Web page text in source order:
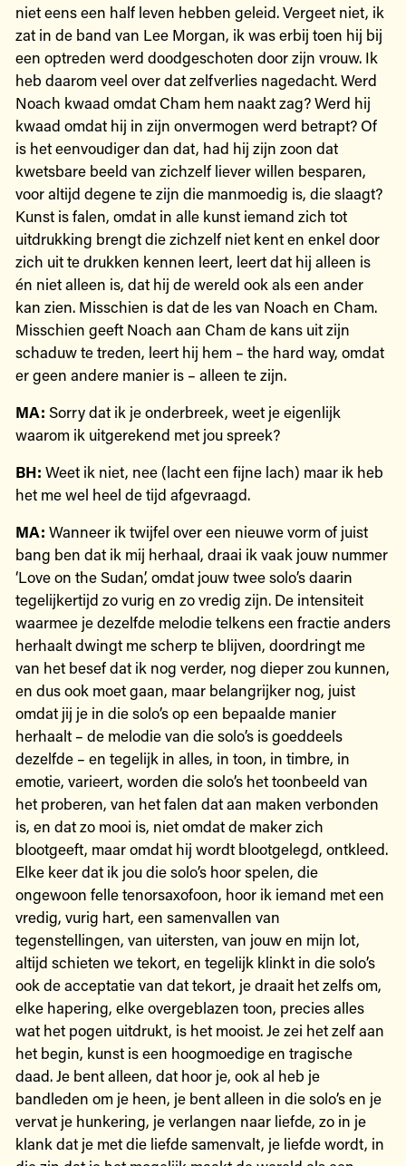
niet eens een half leven hebben geleid. Vergeet niet, ik
zat in de band van Lee Morgan, ik was erbij toen hij bij
een optreden werd doodgeschoten door zijn vrouw. Ik
heb daarom veel over dat zelfverlies nagedacht. Werd
Noach kwaad omdat Cham hem naakt zag? Werd hij
kwaad omdat hij in zijn onvermogen werd betrapt? Of
is het eenvoudiger dan dat, had hij zijn zoon dat
kwetsbare beeld van zichzelf liever willen besparen,
voor altijd degene te zijn die manmoedig is, die slaagt?
Kunst is falen, omdat in alle kunst iemand zich tot
uitdrukking brengt die zichzelf niet kent en enkel door
zich uit te drukken kennen leert, leert dat hij alleen is
én niet alleen is, dat hij de wereld ook als een ander
kan zien. Misschien is dat de les van Noach en Cham.
Misschien geeft Noach aan Cham de kans uit zijn
schaduw te treden, leert hij hem – the hard way, omdat
er geen andere manier is – alleen te zijn.
MA: Sorry dat ik je onderbreek, weet je eigenlijk
waarom ik uitgerekend met jou spreek?
BH: Weet ik niet, nee (lacht een fijne lach) maar ik heb
het me wel heel de tijd afgevraagd.
MA: Wanneer ik twijfel over een nieuwe vorm of juist
bang ben dat ik mij herhaal, draai ik vaak jouw nummer
‘Love on the Sudan’, omdat jouw twee solo’s daarin
tegelijkertijd zo vurig en zo vredig zijn. De intensiteit
waarmee je dezelfde melodie telkens een fractie anders
herhaalt dwingt me scherp te blijven, doordringt me
van het besef dat ik nog verder, nog dieper zou kunnen,
en dus ook moet gaan, maar belangrijker nog, juist
omdat jij je in die solo’s op een bepaalde manier
herhaalt – de melodie van die solo’s is goeddeels
dezelfde – en tegelijk in alles, in toon, in timbre, in
emotie, varieert, worden die solo’s het toonbeeld van
het proberen, van het falen dat aan maken verbonden
is, en dat zo mooi is, niet omdat de maker zich
blootgeeft, maar omdat hij wordt blootgelegd, ontkleed.
Elke keer dat ik jou die solo’s hoor spelen, die
ongewoon felle tenorsaxofoon, hoor ik iemand met een
vredig, vurig hart, een samenvallen van
tegenstellingen, van uitersten, van jouw en mijn lot,
altijd schieten we tekort, en tegelijk klinkt in die solo’s
ook de acceptatie van dat tekort, je draait het zelfs om,
elke hapering, elke overgeblazen toon, precies alles
wat het pogen uitdrukt, is het mooist. Je zei het zelf aan
het begin, kunst is een hoogmoedige en tragische
daad. Je bent alleen, dat hoor je, ook al heb je
bandleden om je heen, je bent alleen in die solo’s en je
vervat je hunkering, je verlangen naar liefde, zo in je
klank dat je met die liefde samenvalt, je liefde wordt, in